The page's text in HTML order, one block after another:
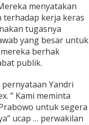
menyatakan
kerja keras
tugasnya
yang besar untuk
berhak
publik.
Yandri
” Kami meminta
untuk segera
ucap … perwakilan